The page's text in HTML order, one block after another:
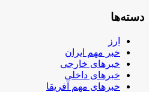
دسته‌ها
ارز
خبر مهم ایران
خبرهای خارجی
خبرهای داخلی
خبرهای مهم آفریقا